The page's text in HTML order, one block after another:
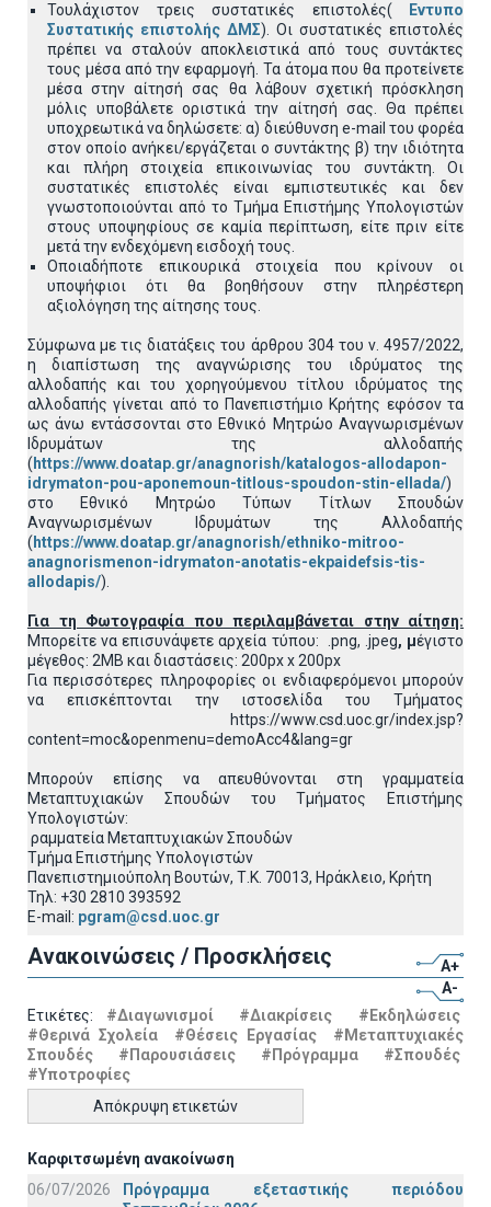
Τουλάχιστον τρεις συστατικές επιστολές(
Εντυπο
Συστατικής επιστολής ΔΜΣ). Οι συστατικές επιστολές
πρέπει να σταλούν αποκλειστικά από τους συντάκτες
τους μέσα από την εφαρμογή. Τα άτομα που θα προτείνετε
μέσα στην αίτησή σας θα λάβουν σχετική πρόσκληση
μόλις υποβάλετε οριστικά την αίτησή σας. Θα πρέπει
υποχρεωτικά να δηλώσετε: α) διεύθυνση e-mail του φορέα
στον οποίο ανήκει/εργάζεται ο συντάκτης β) την ιδιότητα
και πλήρη στοιχεία επικοινωνίας του συντάκτη. Οι
συστατικές επιστολές είναι εμπιστευτικές και δεν
γνωστοποιούνται από το Τμήμα Επιστήμης Υπολογιστών
στους υποψηφίους σε καμία περίπτωση, είτε πριν είτε
μετά την ενδεχόμενη εισδοχή τους.
Οποιαδήποτε επικουρικά στοιχεία που κρίνουν οι
υποψήφιοι ότι θα βοηθήσουν στην πληρέστερη
αξιολόγηση της αίτησης τους.
Σύμφωνα με τις διατάξεις του άρθρου 304 του ν. 4957/2022,
η διαπίστωση της αναγνώρισης του ιδρύματος της
αλλοδαπής και του χορηγούμενου τίτλου ιδρύματος της
αλλοδαπής γίνεται από το Πανεπιστήμιο Κρήτης εφόσον τα
ως άνω εντάσσονται στο Εθνικό Μητρώο Αναγνωρισμένων
Ιδρυμάτων της αλλοδαπής
( https://www.doatap.gr/anagnorish/katalogos-allodapon-
idrymaton-pou-aponemoun-titlous-spoudon-stin-ellada/)
στο Εθνικό Μητρώο Τύπων Τίτλων Σπουδών
Αναγνωρισμένων Ιδρυμάτων της Αλλοδαπής
( https://www.doatap.gr/anagnorish/ethniko-mitroo-
anagnorismenon-idrymaton-anotatis-ekpaidefsis-tis-
allodapis/).
Για τη Φωτογραφία που περιλαμβάνεται στην αίτηση:
Μπορείτε να επισυνάψετε αρχεία τύπου: .png, .jpeg, μέγιστο
μέγεθος: 2MB και διαστάσεις: 200px x 200px
Για περισσότερες πληροφορίες οι ενδιαφερόμενοι μπορούν
να επισκέπτονται την ιστοσελίδα του Τμήματος
https://www.csd.uoc.gr/index.jsp?
content=moc&openmenu=demoAcc4&lang=gr
Μπορούν επίσης να απευθύνονται στη γραμματεία
Μεταπτυχιακών Σπουδών του Τμήματος Επιστήμης
Υπολογιστών:
ραμματεία Μεταπτυχιακών Σπουδών
Τμήμα Επιστήμης Υπολογιστών
Πανεπιστημιούπολη Βουτών, Τ.Κ. 70013, Ηράκλειο, Κρήτη
Τηλ: +30 2810 393592
E-mail: pgram@csd.uoc.gr
Ανακοινώσεις / Προσκλήσεις
A+
A-
Ετικέτες: #Διαγωνισμοί #Διακρίσεις
#Εκδηλώσεις
#Θερινά Σχολεία
#Θέσεις Εργασίας
#Μεταπτυχιακές
Σπουδές
#Παρουσιάσεις #Πρόγραμμα
#Σπουδές
#Υποτροφίες
Απόκρυψη ετικετών
Καρφιτσωμένη ανακοίνωση
06/07/2026
Πρόγραμμα εξεταστικής περιόδου